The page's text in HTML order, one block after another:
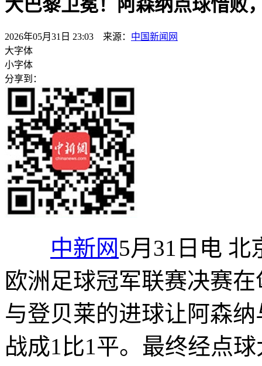
大巴黎卫冕！阿森纳点球惜败
2026年05月31日 23:03 来源： 中国新闻网
大字体
小字体
分享到：
中新网5月31日电 北
欧洲足球冠军联赛决赛
与登贝莱的进球让阿森
战成1比1平。最终经点